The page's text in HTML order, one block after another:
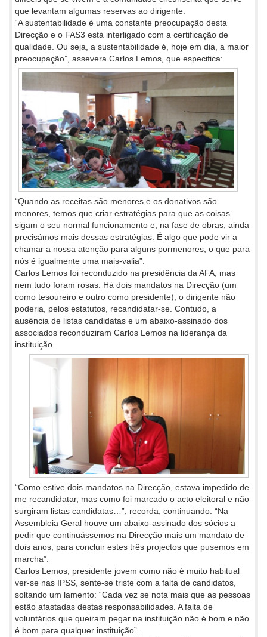
que levantam algumas reservas ao dirigente.
“A sustentabilidade é uma constante preocupação desta
Direcção e o FAS3 está interligado com a certificação de
qualidade. Ou seja, a sustentabilidade é, hoje em dia, a maior
preocupação”, assevera Carlos Lemos, que especifica:
“Quando as receitas são menores e os donativos são
menores, temos que criar estratégias para que as coisas
sigam o seu normal funcionamento e, na fase de obras, ainda
precisámos mais dessas estratégias. É algo que pode vir a
chamar a nossa atenção para alguns pormenores, o que para
nós é igualmente uma mais-valia”.
Carlos Lemos foi reconduzido na presidência da AFA, mas
nem tudo foram rosas. Há dois mandatos na Direcção (um
como tesoureiro e outro como presidente), o dirigente não
poderia, pelos estatutos, recandidatar-se. Contudo, a
ausência de listas candidatas e um abaixo-assinado dos
associados reconduziram Carlos Lemos na liderança da
instituição.
“Como estive dois mandatos na Direcção, estava impedido de
me recandidatar, mas como foi marcado o acto eleitoral e não
surgiram listas candidatas…”, recorda, continuando: “Na
Assembleia Geral houve um abaixo-assinado dos sócios a
pedir que continuássemos na Direcção mais um mandato de
dois anos, para concluir estes três projectos que pusemos em
marcha”.
Carlos Lemos, presidente jovem como não é muito habitual
ver-se nas IPSS, sente-se triste com a falta de candidatos,
soltando um lamento: “Cada vez se nota mais que as pessoas
estão afastadas destas responsabilidades. A falta de
voluntários que queiram pegar na instituição não é bom e não
é bom para qualquer instituição”.